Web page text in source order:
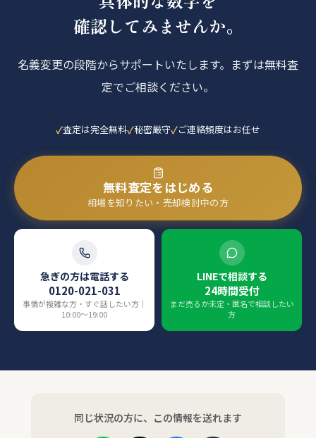
確認してみませんか。
名義変更の段階からサポートいたします。まずは無料査
定でご相談ください。
査定は完全無料 秘密厳守 ご連絡頻度はお任せ
無料査定をはじめる
相場を知りたい・売却検討中の方
急ぎの方は電話する
0120-021-031
事情が複雑な方・すぐ話したい方｜
10:00〜19:00
LINEで相談する
24時間受付
まだ売るか未定・匿名で相談したい
方
同じ状況の方に、この情報を送れます